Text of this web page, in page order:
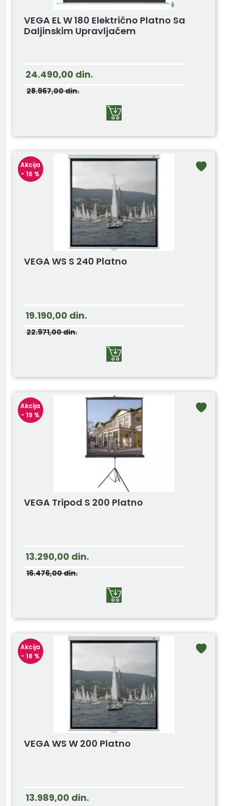
VEGA EL W 180 Električno Platno Sa
Daljinskim Upravljačem
24.490,00 din.
28.967,00din.
Akcija
- 16 %
VEGA WS S 240 Platno
19.190,00 din.
22.971,00din.
Akcija
- 19 %
VEGA Tripod S 200 Platno
13.290,00 din.
16.476,00din.
Akcija
- 18 %
VEGA WS W 200 Platno
13.989,00 din.